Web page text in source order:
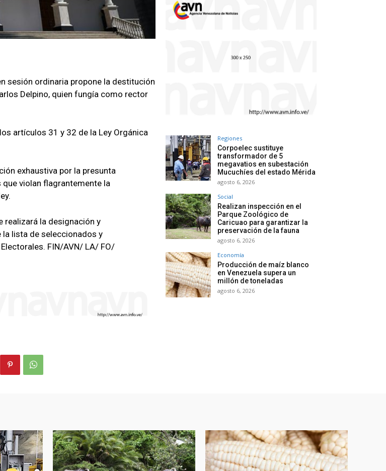
sesión ordinaria propone la destitución
Delpino, quien fungía como rector
artículos 31 y 32 de la Ley Orgánica
exhaustiva por la presunta
violan flagrantemente la
realizará la designación y
la lista de seleccionados y
FIN/AVN/ LA/ FO/
Regiones
Corpoelec sustituye
transformador de 5
megavatios en subestación
Mucuchíes del estado Mérida
agosto 6, 2026
Social
Realizan inspección en el
Parque Zoológico de
Caricuao para garantizar la
preservación de la fauna
agosto 6, 2026
Economía
Producción de maíz blanco
en Venezuela supera un
millón de toneladas
agosto 6, 2026